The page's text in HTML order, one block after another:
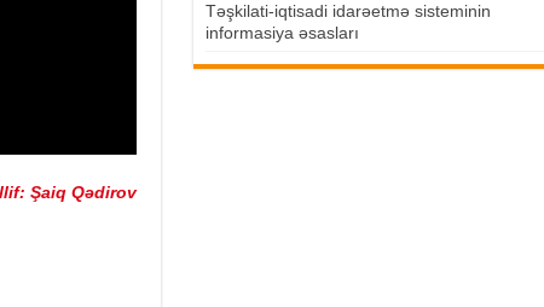
Şaiq Qədirov
Təşkilati-iqtisadi idarəetmə sisteminin
informasiya əsasları